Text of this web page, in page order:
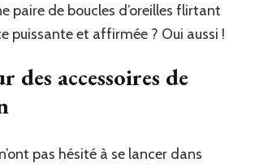
paire de boucles d’oreilles flirtant
puissante et affirmée ? Oui aussi !
des accessoires de
pas hésité à se lancer dans